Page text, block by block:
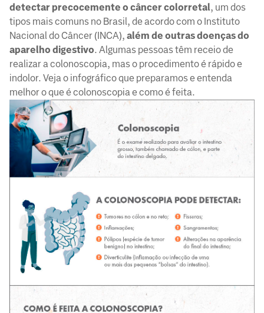
detectar precocemente o câncer colorretal, um dos
tipos mais comuns no Brasil, de acordo com o Instituto
Nacional do Câncer (INCA), além de outras doenças do
aparelho digestivo. Algumas pessoas têm receio de
realizar a colonoscopia, mas o procedimento é rápido e
indolor. Veja o infográfico que preparamos e entenda
melhor o que é colonoscopia e como é feita.